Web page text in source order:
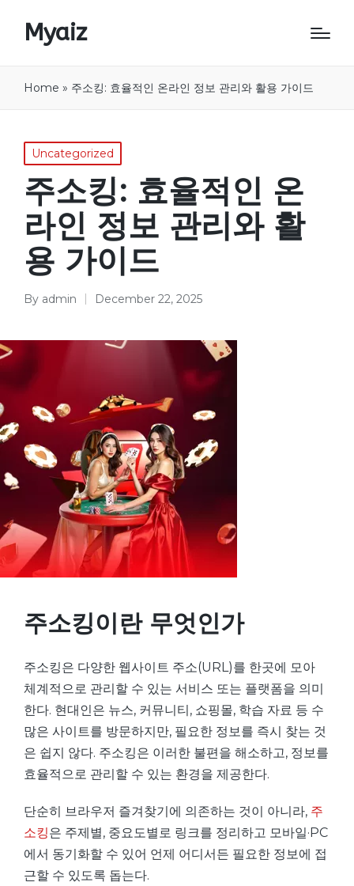
Myaiz
Home » 주소킹: 효율적인 온라인 정보 관리와 활용 가이드
Posted
in
Uncategorized
주소킹: 효율적인 온
라인 정보 관리와 활
용 가이드
Posted
By admin December 22, 2025
주소킹이란 무엇인가
주소킹은 다양한 웹사이트 주소(URL)를 한곳에 모아
체계적으로 관리할 수 있는 서비스 또는 플랫폼을 의미
한다. 현대인은 뉴스, 커뮤니티, 쇼핑몰, 학습 자료 등 수
많은 사이트를 방문하지만, 필요한 정보를 즉시 찾는 것
은 쉽지 않다. 주소킹은 이러한 불편을 해소하고, 정보를
효율적으로 관리할 수 있는 환경을 제공한다.
단순히 브라우저 즐겨찾기에 의존하는 것이 아니라, 주
소킹은 주제별, 중요도별로 링크를 정리하고 모바일·PC
에서 동기화할 수 있어 언제 어디서든 필요한 정보에 접
근할 수 있도록 돕는다.